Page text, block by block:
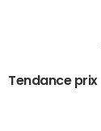
Tendance prix